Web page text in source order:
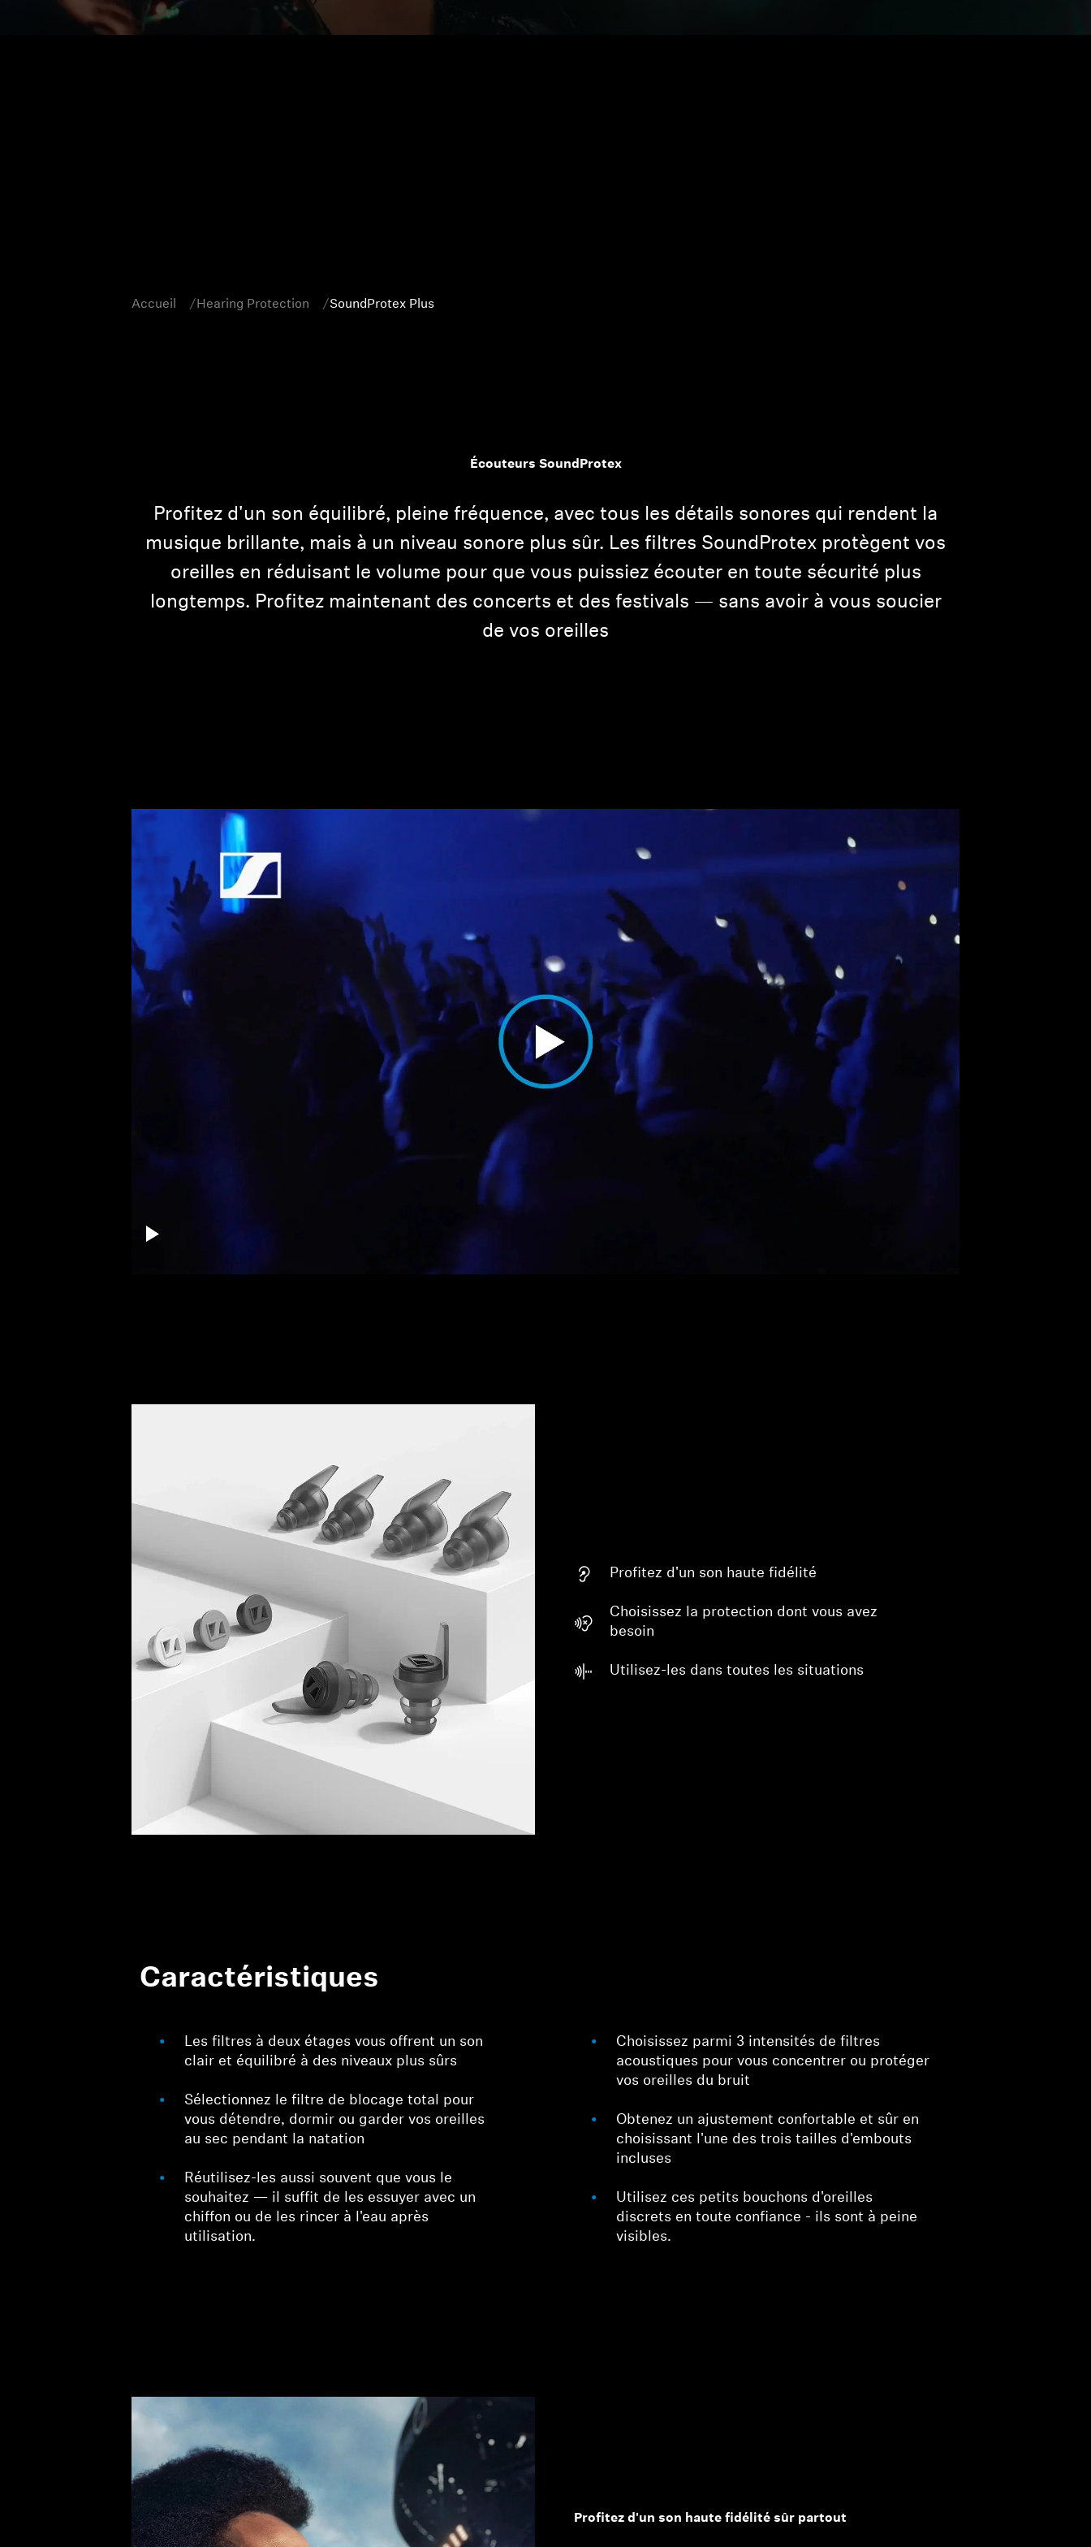
Accueil Hearing Protection SoundProtex Plus
Écouteurs SoundProtex
Profitez d'un son équilibré, pleine fréquence, avec tous les détails sonores qui rendent la
musique brillante, mais à un niveau sonore plus sûr. Les filtres SoundProtex protègent vos
oreilles en réduisant le volume pour que vous puissiez écouter en toute sécurité plus
longtemps. Profitez maintenant des concerts et des festivals — sans avoir à vous soucier
de vos oreilles
Profitez d'un son haute fidélité
Choisissez la protection dont vous avez
besoin
Utilisez-les dans toutes les situations
Caractéristiques
Les filtres à deux étages vous offrent un son
clair et équilibré à des niveaux plus sûrs
Sélectionnez le filtre de blocage total pour
vous détendre, dormir ou garder vos oreilles
au sec pendant la natation
Réutilisez-les aussi souvent que vous le
souhaitez — il suffit de les essuyer avec un
chiffon ou de les rincer à l'eau après
utilisation.
Choisissez parmi 3 intensités de filtres
acoustiques pour vous concentrer ou protéger
vos oreilles du bruit
Obtenez un ajustement confortable et sûr en
choisissant l'une des trois tailles d'embouts
incluses
Utilisez ces petits bouchons d'oreilles
discrets en toute confiance - ils sont à peine
visibles.
Profitez d'un son haute fidélité sûr partout
Connexion requise
Connectez-vous à votre compte pour ajouter des produits à
votre liste de souhaits et afficher vos articles précédemment
enregistrés.